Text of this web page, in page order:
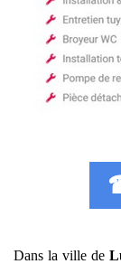
Dans la ville de